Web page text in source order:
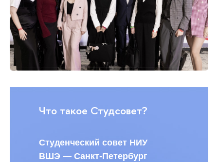
Что такое Студсовет?
Студенческий совет НИУ
ВШЭ — Санкт-Петербург